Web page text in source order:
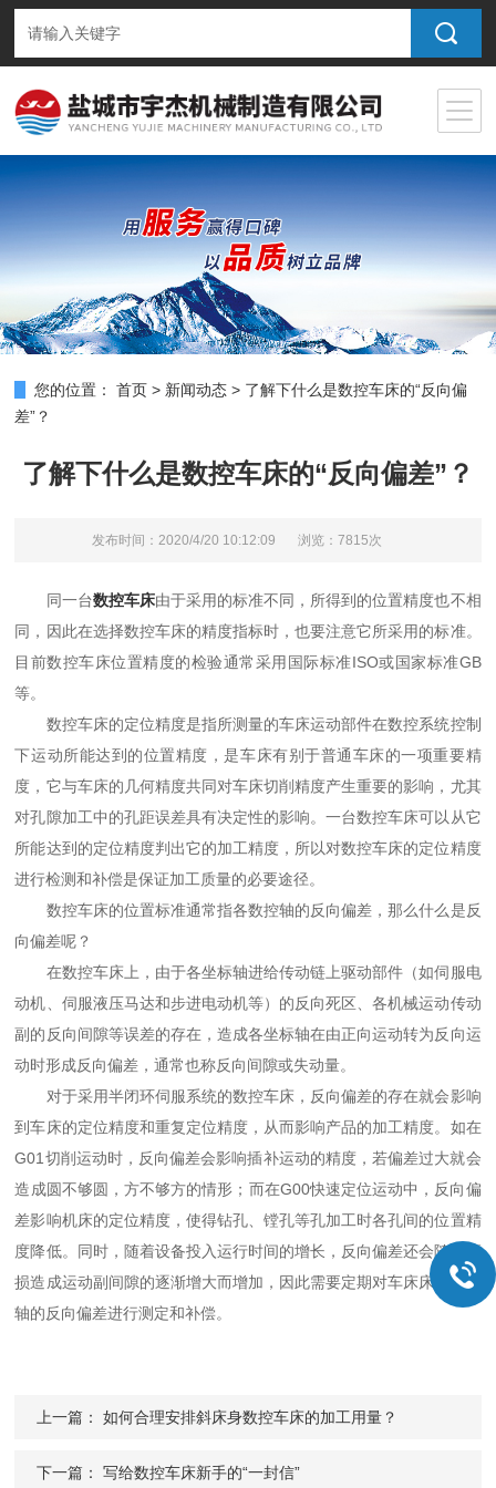
您的位置： 首页 > 新闻动态 > 了解下什么是数控车床的“反向偏
差”？
了解下什么是数控车床的“反向偏差”？
发布时间：2020/4/20 10:12:09 浏览：7815次
同一台数控车床由于采用的标准不同，所得到的位置精度也不相
同，因此在选择数控车床的精度指标时，也要注意它所采用的标准。
目前数控车床位置精度的检验通常采用国际标准ISO或国家标准GB
等。
数控车床的定位精度是指所测量的车床运动部件在数控系统控制
下运动所能达到的位置精度，是车床有别于普通车床的一项重要精
度，它与车床的几何精度共同对车床切削精度产生重要的影响，尤其
对孔隙加工中的孔距误差具有决定性的影响。一台数控车床可以从它
所能达到的定位精度判出它的加工精度，所以对数控车床的定位精度
进行检测和补偿是保证加工质量的必要途径。
数控车床的位置标准通常指各数控轴的反向偏差，那么什么是反
向偏差呢？
在数控车床上，由于各坐标轴进给传动链上驱动部件（如伺服电
动机、伺服液压马达和步进电动机等）的反向死区、各机械运动传动
副的反向间隙等误差的存在，造成各坐标轴在由正向运动转为反向运
动时形成反向偏差，通常也称反向间隙或失动量。
对于采用半闭环伺服系统的数控车床，反向偏差的存在就会影响
到车床的定位精度和重复定位精度，从而影响产品的加工精度。如在
G01切削运动时，反向偏差会影响插补运动的精度，若偏差过大就会
造成圆不够圆，方不够方的情形；而在G00快速定位运动中，反向偏
差影响机床的定位精度，使得钻孔、镗孔等孔加工时各孔间的位置精
度降低。同时，随着设备投入运行时间的增长，反向偏差还会随因磨
损造成运动副间隙的逐渐增大而增加，因此需要定期对车床床各坐标
轴的反向偏差进行测定和补偿。
上一篇：如何合理安排斜床身数控车床的加工用量？
下一篇：写给数控车床新手的“一封信”